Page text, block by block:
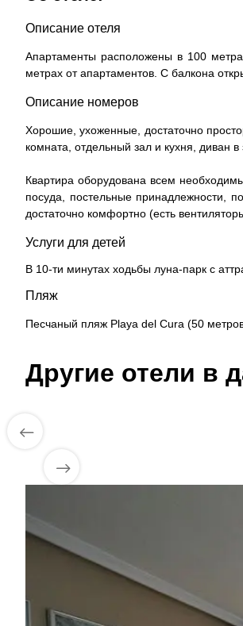
Описание отеля
Апартаменты расположены в 100
метрах от апартаментов. С балкона
Описание номеров
Хорошие, ухоженные, достаточно
комната, отдельный зал и кухня, диван
Квартира оборудована всем
посуда, постельные принадлежности,
достаточно комфортно (есть
Услуги для детей
В 10-ти минутах ходьбы луна-парк с
Пляж
Песчаный пляж Playa del Cura (50
Другие отели в